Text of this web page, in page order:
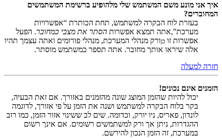
איך אני מונע משם המשתמש שלי מלהופיע ברשימת המשתמשים
המחוברים?
בעזרת לוח הבקרה למשתמש, תחת הכותרת “אפשרויות
מערכת”,אתה תמצא אפשרות הסתר את מצבי כמחובר. הפעל
אפשרות זו כןורק מנהלי המערכת, מנהלי פורומים ואתה עצמך תהיו
אלה שיראו אותך מחובר. אתה תספר כמשתמש מוסתר.
חזרה למעלה
הזמנים אינם נכונים!
יכול להיות שהזמן המוצג שונה מהזמנים באזורך. אם זאת הבעיה,
בקר בלוח הבקרה למשתמש ושנה את הזמן על פי אזורך, לדוגמה
לונדון, פאריס, ניו יורק, וכדומה. שים לב ששינוי אזור הזמן, כמו רוב
ההגדרות, ניתן אך ורק למשתמשים רשומים. אם אינך רשום
במערכת, זה הזמן הנכון להירשם.